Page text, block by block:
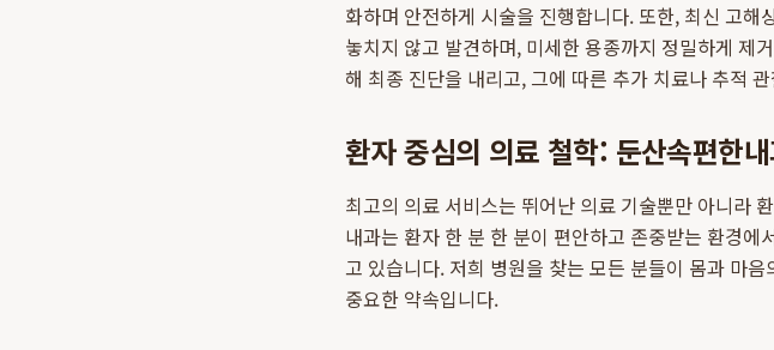
화하며 안전하게 시술을 진행합니다. 또한, 최신 고
놓치지 않고 발견하며, 미세한 용종까지 정밀하게 제
해 최종 진단을 내리고, 그에 따른 추가 치료나 추적
환자 중심의 의료 철학: 둔산속편한
최고의 의료 서비스는 뛰어난 의료 기술뿐만 아니라
내과는 환자 한 분 한 분이 편안하고 존중받는 환경
고 있습니다. 저희 병원을 찾는 모든 분들이 몸과 마
중요한 약속입니다.